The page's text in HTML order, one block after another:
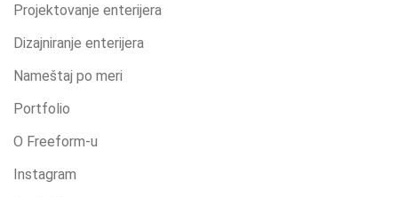
Projektovanje enterijera
Dizajniranje enterijera
Nameštaj po meri
Portfolio
O Freeform-u
Instagram